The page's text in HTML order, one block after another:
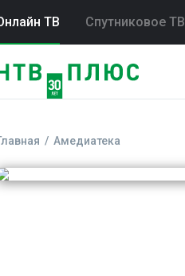
ТВ Спутниковое ТВ
Амедиатека